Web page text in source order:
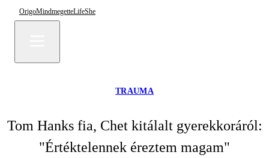
OrigoMindmegetteLifeShe
TRAUMA
Tom Hanks fia, Chet kitálalt gyerekkoráról:
"Értéktelennek éreztem magam"